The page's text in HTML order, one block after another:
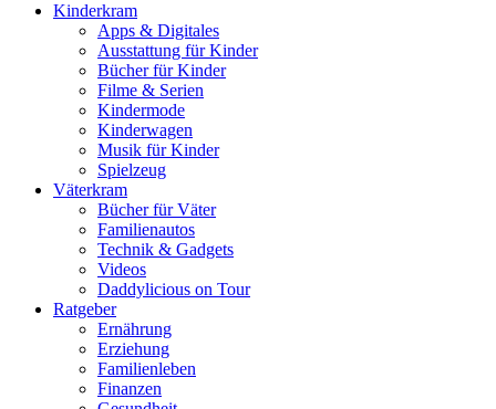
Kinderkram
Apps & Digitales
Ausstattung für Kinder
Bücher für Kinder
Filme & Serien
Kindermode
Kinderwagen
Musik für Kinder
Spielzeug
Väterkram
Bücher für Väter
Familienautos
Technik & Gadgets
Videos
Daddylicious on Tour
Ratgeber
Ernährung
Erziehung
Familienleben
Finanzen